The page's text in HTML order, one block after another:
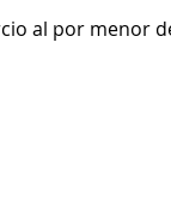
al por menor